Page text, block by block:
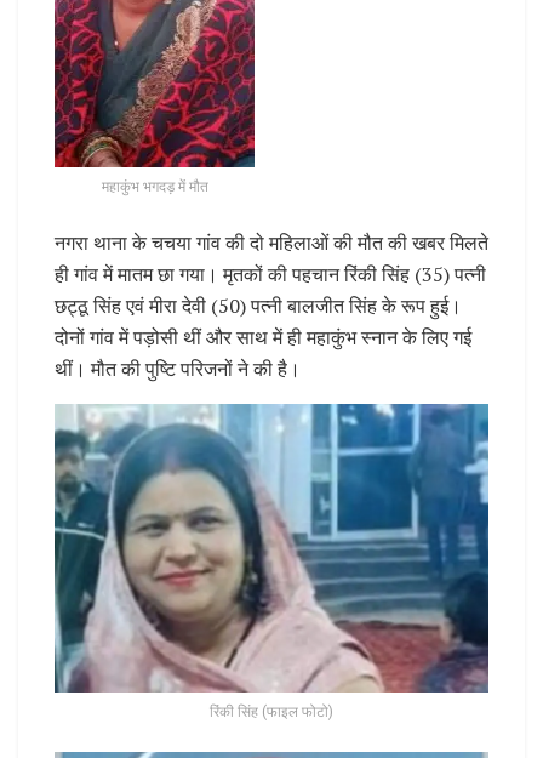
महाकुंभ भगदड़ में मौत
नगरा थाना के चचया गांव की दो महिलाओं की मौत की खबर मिलते
ही गांव में मातम छा गया। मृतकों की पहचान रिंकी सिंह (35) पत्नी
छट्ठू सिंह एवं मीरा देवी (50) पत्नी बालजीत सिंह के रूप हुई।
दोनों गांव में पड़ोसी थीं और साथ में ही महाकुंभ स्नान के लिए गई
थीं। मौत की पुष्टि परिजनों ने की है।
रिंकी सिंह (फाइल फोटो)